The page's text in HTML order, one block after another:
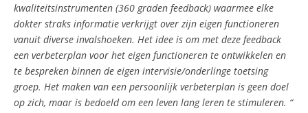
kwaliteitsinstrumenten (360 graden feedback) waarmee elke
dokter straks informatie verkrijgt over zijn eigen functioneren
vanuit diverse invalshoeken. Het idee is om met deze feedback
een verbeterplan voor het eigen functioneren te ontwikkelen en
te bespreken binnen de eigen intervisie/onderlinge toetsing
groep. Het maken van een persoonlijk verbeterplan is geen doel
op zich, maar is bedoeld om een leven lang leren te stimuleren. “